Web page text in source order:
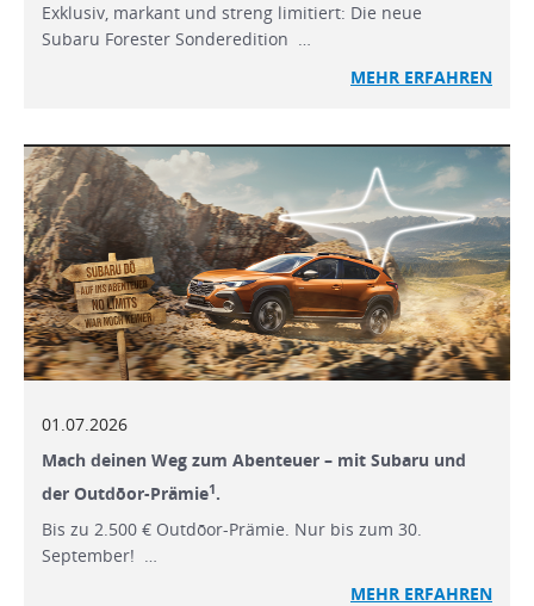
Exklusiv, markant und streng limitiert: Die neue
Subaru Forester Sonderedition …
MEHR ERFAHREN
01.07.2026
Mach deinen Weg zum Abenteuer – mit Subaru und
der Outdōor-Prämie1.
Bis zu 2.500 € Outdōor-Prämie. Nur bis zum 30.
September! …
MEHR ERFAHREN